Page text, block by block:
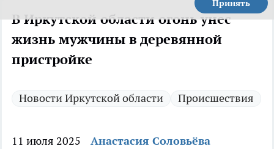
Принять
В Иркутской области огонь унес
жизнь мужчины в деревянной
пристройке
Новости Иркутской области Происшествия
11 июля 2025 Анастасия Соловьёва